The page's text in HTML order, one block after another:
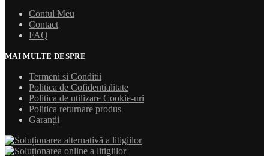
Contul Meu
Contact
FAQ
MAI MULTE DESPRE
Termeni si Conditii
Politica de Cofidentialitate
Politica de utilizare Cookie-uri
Politica returnare produs
Garanții